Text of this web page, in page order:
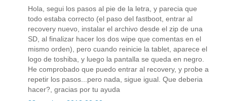
Hola, segui los pasos al pie de la letra, y parecia que
todo estaba correcto (el paso del fastboot, entrar al
recovery nuevo, instalar el archivo desde el zip de una
SD, al finalizar hacer los dos wipe que comentas en el
mismo orden), pero cuando reinicie la tablet, aparece el
logo de toshiba, y luego la pantalla se queda en negro.
He comprobado que puedo entrar al recovery, y probe a
repetir los pasos...pero nada, sigue igual. Que deberia
hacer?, gracias por tu ayuda